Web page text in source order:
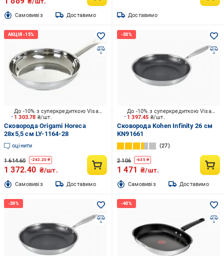
Cамовивіз Доставимо Доставимо
1 303.78 ₴/шт.
До -10% з суперкредиткою Visa Вигода
Сковорода Origami Horeca
28х5,5 см LY-1164-28
оцінити
1 614.60 -242.20 ₴
1 372.40 ₴/шт.
Cамовивіз Доставимо
1 397.45 ₴/шт.
До -10% з суперкредиткою Visa Вигода
Сковорода Kohen Infinity 26 см
KN91661
27
2 106 -635₴
1 471 ₴/шт.
Cамовивіз Доставимо